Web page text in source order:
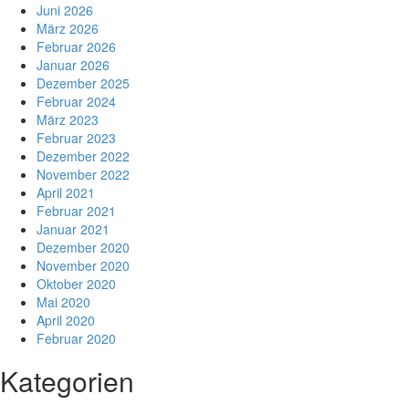
Juni 2026
März 2026
Februar 2026
Januar 2026
Dezember 2025
Februar 2024
März 2023
Februar 2023
Dezember 2022
November 2022
April 2021
Februar 2021
Januar 2021
Dezember 2020
November 2020
Oktober 2020
Mai 2020
April 2020
Februar 2020
Kategorien